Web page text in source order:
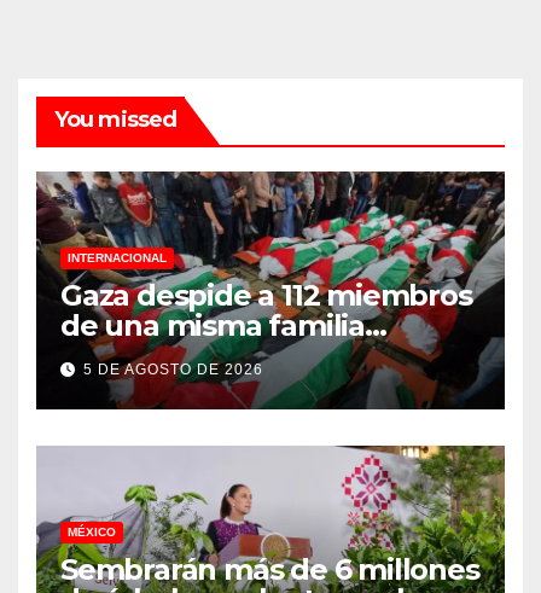
You missed
INTERNACIONAL
Gaza despide a 112 miembros
de una misma familia
asesinados durante el
genocidio
5 DE AGOSTO DE 2026
MÉXICO
Sembrarán más de 6 millones